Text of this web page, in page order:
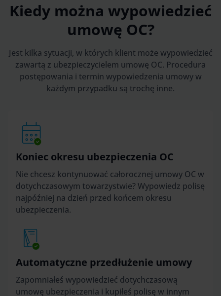
Kiedy można wypowiedzieć
umowę OC?
Jest kilka sytuacji, w których klient może wypowiedzieć
zawartą z ubezpieczycielem umowę OC. Procedura
postępowania i termin wypowiedzenia umowy w
każdym przypadku są trochę inne.
Koniec okresu ubezpieczenia OC
Nie chcesz kontynuować całorocznej umowy OC w
dotychczasowym towarzystwie? Wypowiedz polisę
najpóźniej na dzień przed końcem okresu
ubezpieczenia.
Automatyczne przedłużenie umowy
Zapomniałeś wypowiedzieć dotychczasową
umowę ubezpieczenia i kupiłeś polisę w innym